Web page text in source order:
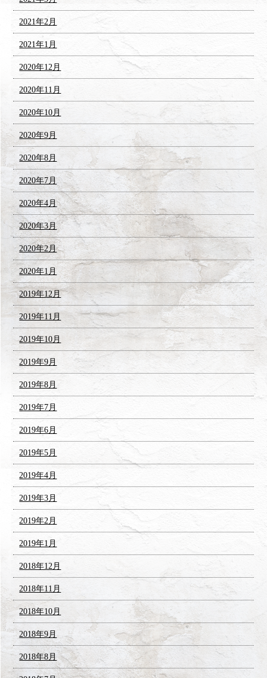
2021年2月
2021年1月
2020年12月
2020年11月
2020年10月
2020年9月
2020年8月
2020年7月
2020年4月
2020年3月
2020年2月
2020年1月
2019年12月
2019年11月
2019年10月
2019年9月
2019年8月
2019年7月
2019年6月
2019年5月
2019年4月
2019年3月
2019年2月
2019年1月
2018年12月
2018年11月
2018年10月
2018年9月
2018年8月